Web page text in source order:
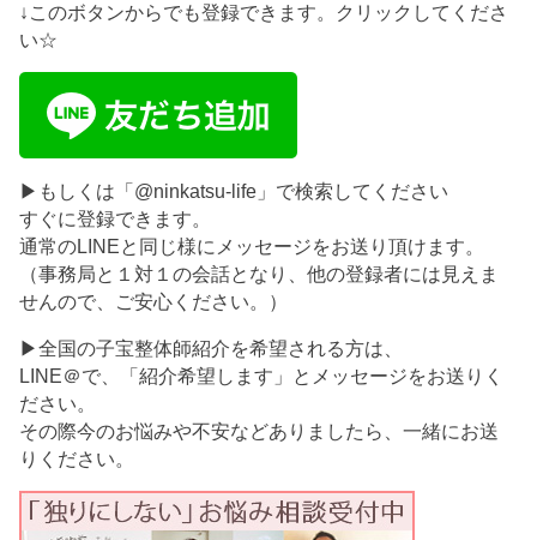
↓このボタンからでも登録できます。クリックしてくださ
い☆
▶もしくは「@ninkatsu-life」で検索してください
すぐに登録できます。
通常のLINEと同じ様にメッセージをお送り頂けます。
（事務局と１対１の会話となり、他の登録者には見えま
せんので、ご安心ください。）
▶全国の子宝整体師紹介を希望される方は、
LINE＠で、「紹介希望します」とメッセージをお送りく
ださい。
その際今のお悩みや不安などありましたら、一緒にお送
りください。